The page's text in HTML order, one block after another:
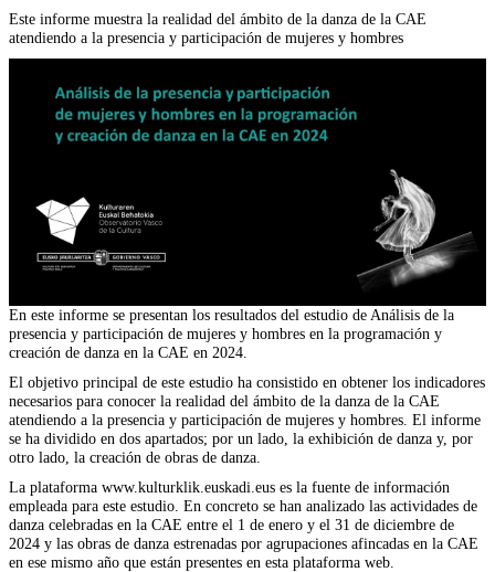
Este informe muestra la realidad del ámbito de la danza de la CAE
atendiendo a la presencia y participación de mujeres y hombres
En este informe se presentan los resultados del estudio de Análisis de la
presencia y participación de mujeres y hombres en la programación y
creación de danza en la CAE en 2024.
El objetivo principal de este estudio ha consistido en obtener los indicadores
necesarios para conocer la realidad del ámbito de la danza de la CAE
atendiendo a la presencia y participación de mujeres y hombres. El informe
se ha dividido en dos apartados; por un lado, la exhibición de danza y, por
otro lado, la creación de obras de danza.
La plataforma www.kulturklik.euskadi.eus es la fuente de información
empleada para este estudio. En concreto se han analizado las actividades de
danza celebradas en la CAE entre el 1 de enero y el 31 de diciembre de
2024 y las obras de danza estrenadas por agrupaciones afincadas en la CAE
en ese mismo año que están presentes en esta plataforma web.